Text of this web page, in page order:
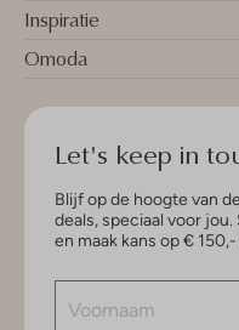
Inspiratie
Omoda
Let's keep in
Blijf op de hoogte van
deals, speciaal voor
en maak kans op €